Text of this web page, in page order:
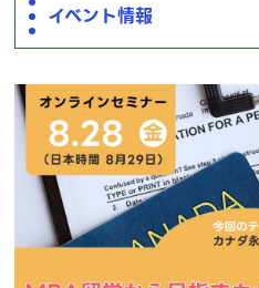
イベント情報